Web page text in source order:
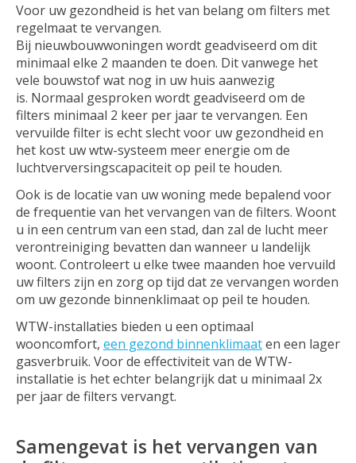
Voor uw gezondheid is het van belang om filters met
regelmaat te vervangen.
Bij nieuwbouwwoningen wordt geadviseerd om dit
minimaal elke 2 maanden te doen. Dit vanwege het
vele bouwstof wat nog in uw huis aanwezig
is. Normaal gesproken wordt geadviseerd om de
filters minimaal 2 keer per jaar te vervangen. Een
vervuilde filter is echt slecht voor uw gezondheid en
het kost uw wtw-systeem meer energie om de
luchtverversingscapaciteit op peil te houden.
Ook is de locatie van uw woning mede bepalend voor
de frequentie van het vervangen van de filters. Woont
u in een centrum van een stad, dan zal de lucht meer
verontreiniging bevatten dan wanneer u landelijk
woont. Controleert u elke twee maanden hoe vervuild
uw filters zijn en zorg op tijd dat ze vervangen worden
om uw gezonde binnenklimaat op peil te houden.
WTW-installaties bieden u een optimaal
wooncomfort, een gezond binnenklimaaten een lager
gasverbruik. Voor de effectiviteit van de WTW-
installatie is het echter belangrijk dat u minimaal 2x
per jaar de filters vervangt.
Samengevat is het vervangen van